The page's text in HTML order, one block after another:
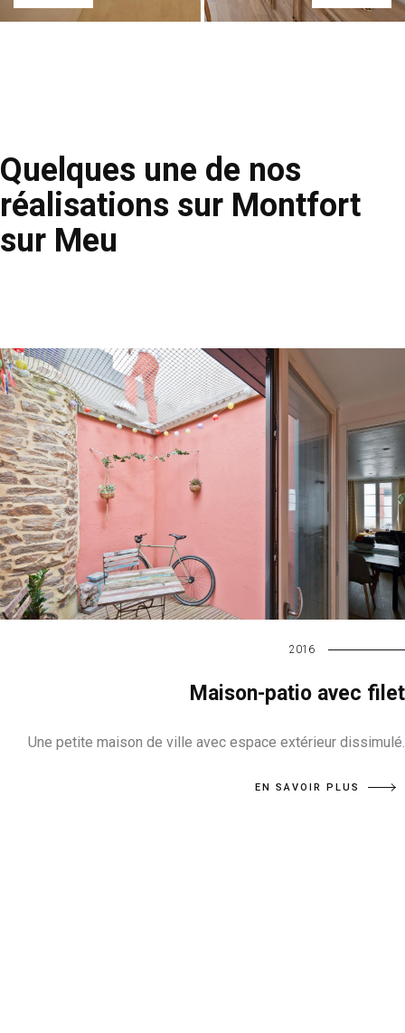
Quelques une de nos
réalisations sur Montfort
sur Meu
2016
Maison-patio avec filet
Une petite maison de ville avec espace extérieur dissimulé.
EN SAVOIR PLUS